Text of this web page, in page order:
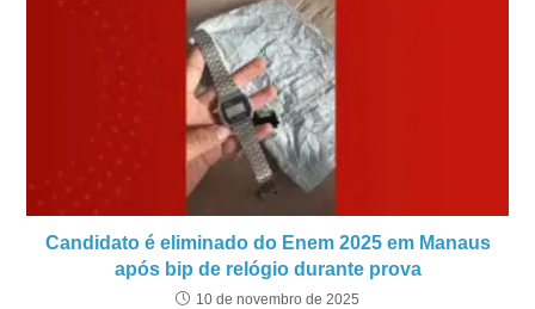
Candidato é eliminado do Enem 2025 em Manaus
após bip de relógio durante prova
10 de novembro de 2025